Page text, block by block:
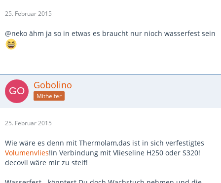
25. Februar 2015
@neko ähm ja so in etwas es braucht nur nioch wasserfest sein
Gobolino
Mithelfer
25. Februar 2015
Wie wäre es denn mit Thermolam,das ist in sich verfestigtes
Volumenvlies!In Verbindung mit Vlieseline H250 oder S320!
decovil wäre mir zu steif!